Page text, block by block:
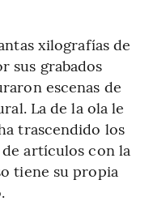
xilografías de
sus grabados
escenas de
La de la ola le
trascendido los
artículos con la
tiene su propia